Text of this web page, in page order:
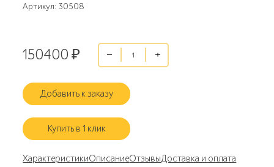
Артикул: 30508
150400 ₽
Добавить к заказу
Купить в 1 клик
ХарактеристикиОписаниеОтзывыДоставка и оплата